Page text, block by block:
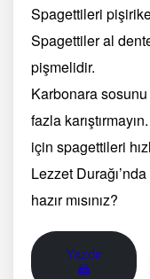
Spagettileri
Spagettiler al
pişmelidir.
Karbonara
fazla
için spagettileri
Lezzet
hazır mısınız?
Yazdır
🖨